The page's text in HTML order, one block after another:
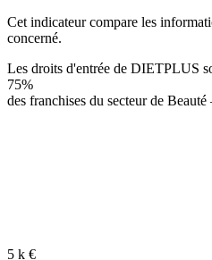
Cet indicateur compare les
concerné.
Les droits d'entrée de DIETPLUS
75%
des franchises du secteur de
5 k €